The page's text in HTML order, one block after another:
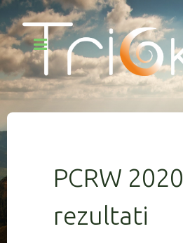
PCRW 2020
rezultati